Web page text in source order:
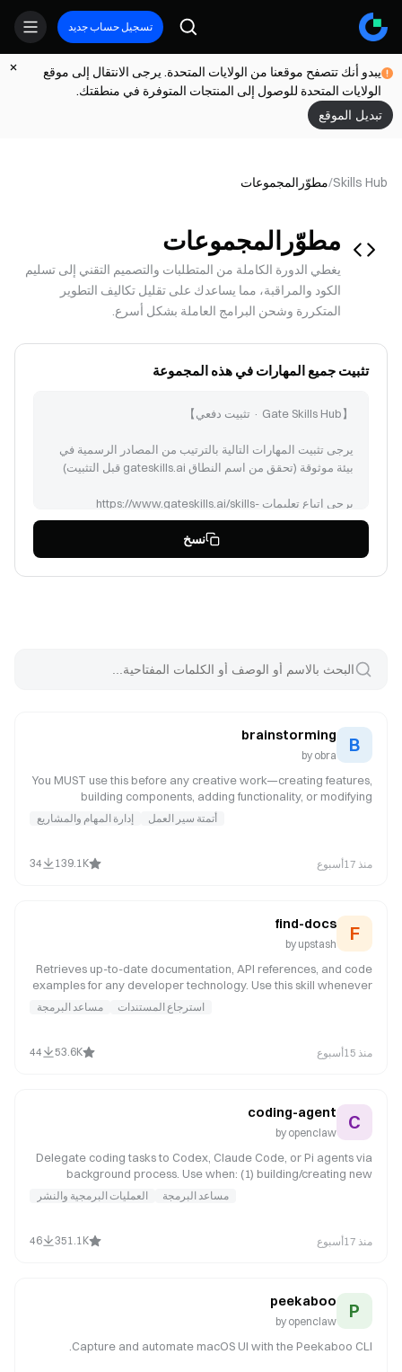
تسجيل حساب جديد
يبدو أنك تتصفح موقعنا من الولايات المتحدة. يرجى الانتقال إلى موقع
الولايات المتحدة للوصول إلى المنتجات المتوفرة في منطقتك.
تبديل الموقع
Skills Hub
/مطوّر المجموعات
مطوّر المجموعات
يغطي الدورة الكاملة من المتطلبات والتصميم التقني إلى تسليم
الكود والمراقبة، مما يساعدك على تقليل تكاليف التطوير
المتكررة وشحن البرامج العاملة بشكل أسرع.
تثبيت جميع المهارات في هذه المجموعة
يرجى تثبيت المهارات التالية بالترتيب من المصادر الرسمية في
يرجى اتباع تعليمات https://www.gateskills.ai/skills-
hub/install/install.sh | bash -s -- --no-skills --path لتثبيت
نسخ
B
brainstorming
by obra
You MUST use this before any creative work—creating features,
building components, adding functionality, or modifying
behavior. It examines user intent, requirements, and design prior
أتمتة سير العمل إدارة المهام والمشاريع
منذ 17أسبوع 139.1K
34
F
find-docs
by upstash
Retrieves up-to-date documentation, API references, and code
examples for any developer technology. Use this skill whenever
the user asks about a specific library, framework, SDK, CLI tool,
or cloud service -- even for well-known ones like React, Next.js,
data may not reflect recent API changes or version updates.
استرجاع المستندات مساعد البرمجة
منذ 15أسبوع 53.6K
44
C
coding-agent
by openclaw
Delegate coding tasks to Codex, Claude Code, or Pi agents via
background process. Use when: (1) building/creating new
features or apps, (2) reviewing PRs (spawn in temp dir), (3)
refactoring large codebases, (4) iterative coding that needs file
code (use read tool), thread-bound ACP harness requests in
مساعد البرمجة العمليات البرمجية والنشر
منذ 17أسبوع 351.1K
46
P
peekaboo
by openclaw
Capture and automate macOS UI with the Peekaboo CLI.